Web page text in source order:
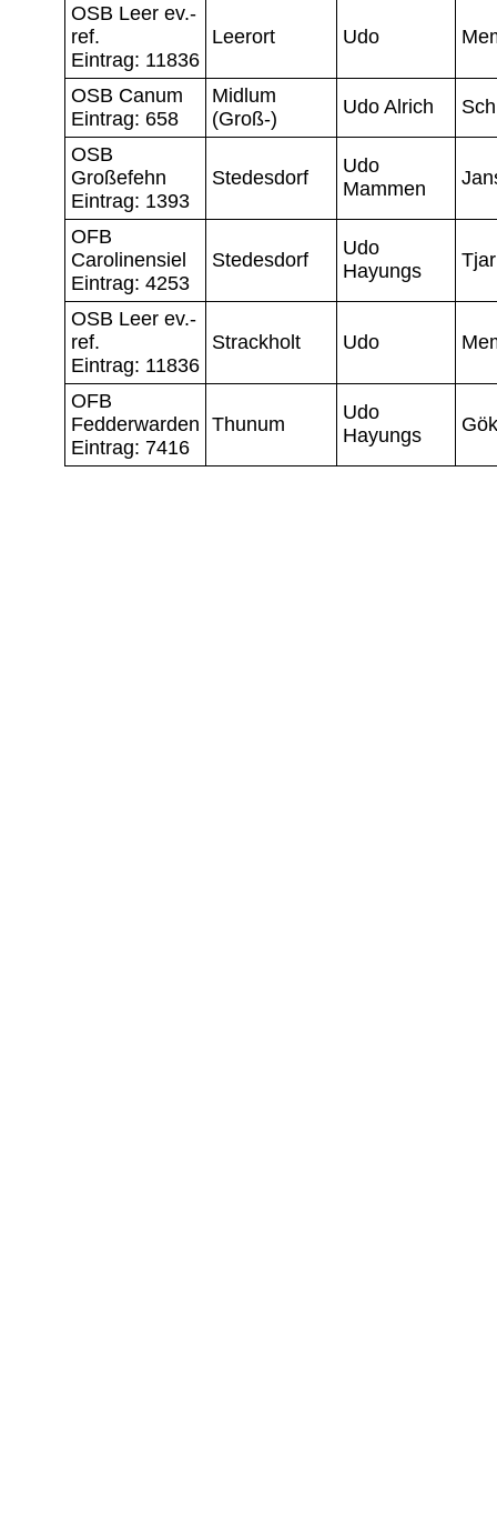
OSB Leer ev.-
ref.
Eintrag: 11836
Leerort Udo
OSB Canum
Eintrag: 658
Midlum
(Groß-)
Udo Alrich
OSB
Großefehn
Eintrag: 1393
Stedesdorf
Udo
Mammen
OFB
Carolinensiel
Eintrag: 4253
Stedesdorf
Udo
Hayungs
OSB Leer ev.-
ref.
Eintrag: 11836
Strackholt Udo
OFB
Fedderwarden
Eintrag: 7416
Thunum
Udo
Hayungs